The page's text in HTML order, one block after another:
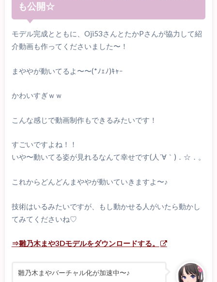
も公開☆
モデル完成とともに、Oji53さんとたかPさんが協力して紹
介動画も作ってくださいました〜！
まややが動いてるよ〜〜(*ﾉｪﾉ)ｷｬｰ
かわいすぎｗｗ
こんな感じで動画制作もできるみたいです！
すごいですよね！！
いや〜動いてる姿が見れるなんて幸せです(人´∀｀)．☆．。
これからどんどんまややが動いていきますよ〜♪
技術はいるみたいですが、もし動かせる人がいたら動かし
てみてくださいね♡
⇒雛乃木まや3Dモデルをダウンロードする。
雛乃木まやバーチャル化が加速中〜♪